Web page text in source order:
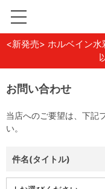
<新発売> ホルベイン
お問い合わせ
当店へのご要望は、下記
い。
件名(タイトル)